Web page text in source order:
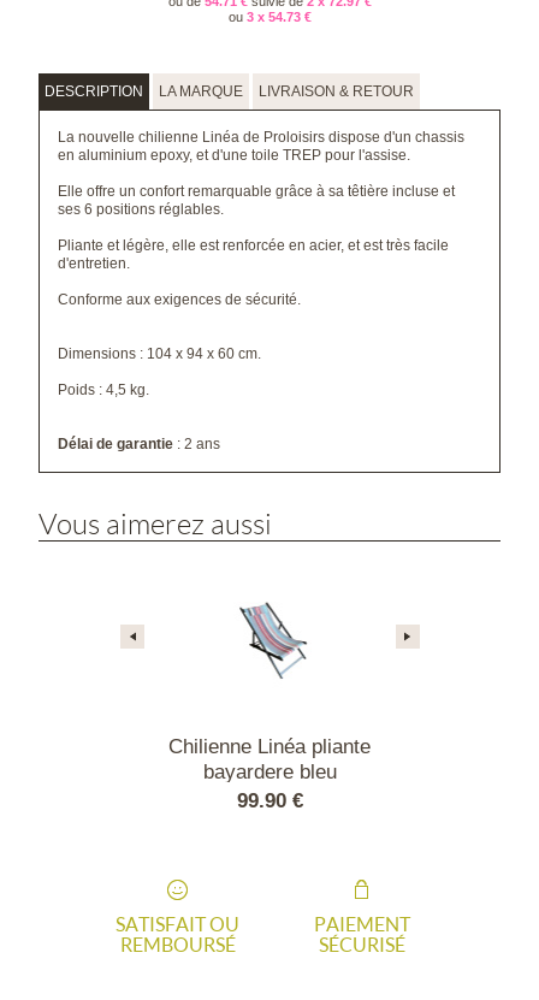
ou 3 x 54.73 €
DESCRIPTION LA MARQUE LIVRAISON & RETOUR
La nouvelle chilienne Linéa de Proloisirs dispose d'un chassis
en aluminium epoxy, et d'une toile TREP pour l'assise.
Elle offre un confort remarquable grâce à sa têtière incluse et
ses 6 positions réglables.
Pliante et légère, elle est renforcée en acier, et est très facile
d'entretien.
Conforme aux exigences de sécurité.
Dimensions : 104 x 94 x 60 cm.
Poids : 4,5 kg.
Délai de garantie : 2 ans
Vous aimerez aussi
Chilienne Linéa pliante
bayardere bleu
99.90 €
SATISFAIT OU
REMBOURSÉ
PAIEMENT
SÉCURISÉ